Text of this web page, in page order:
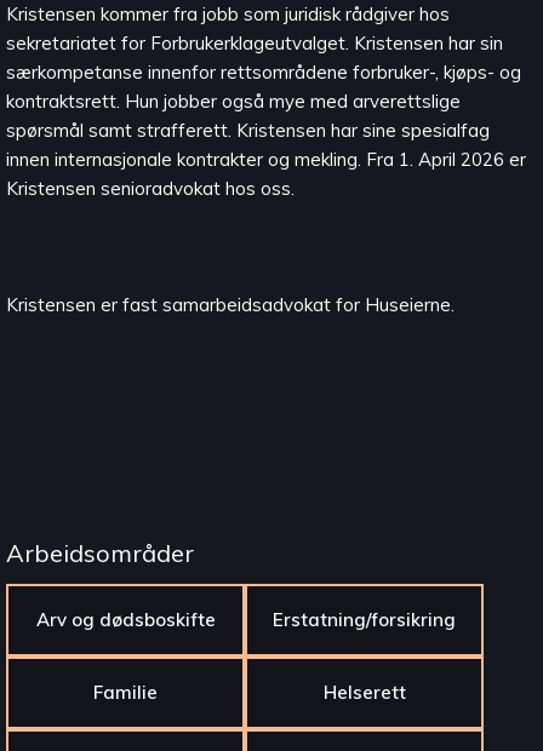
Kristensen kommer fra jobb som juridisk rådgiver hos
sekretariatet for Forbrukerklageutvalget. Kristensen har sin
særkompetanse innenfor rettsområdene forbruker-, kjøps- og
kontraktsrett. Hun jobber også mye med arverettslige
spørsmål samt strafferett. Kristensen har sine spesialfag
innen internasjonale kontrakter og mekling. Fra 1. April 2026 er
Kristensen senioradvokat hos oss.
Kristensen er fast samarbeidsadvokat for Huseierne.
Arbeidsområder
Arv og dødsboskifte Erstatning/forsikring
Familie Helserett